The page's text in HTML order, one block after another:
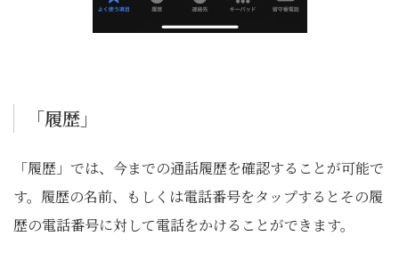
「履歴」
「履歴」では、今までの通話履歴を確認することが可能で
す。履歴の名前、もしくは電話番号をタップするとその履
歴の電話番号に対して電話をかけることができます。